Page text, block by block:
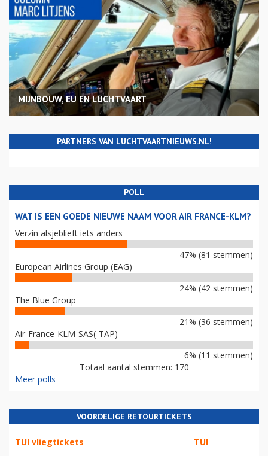
MIJNBOUW, EU EN LUCHTVAART
PARTNERS VAN LUCHTVAARTNIEUWS.NL!
POLL
WAT IS EEN GOEDE NIEUWE NAAM VOOR AIR FRANCE-KLM?
Verzin alsjeblieft iets anders
47% (81 stemmen)
European Airlines Group (EAG)
24% (42 stemmen)
The Blue Group
21% (36 stemmen)
Air-France-KLM-SAS(-TAP)
6% (11 stemmen)
Totaal aantal stemmen: 170
Meer polls
VOORDELIGE RETOURTICKETS
TUI vliegtickets TUI